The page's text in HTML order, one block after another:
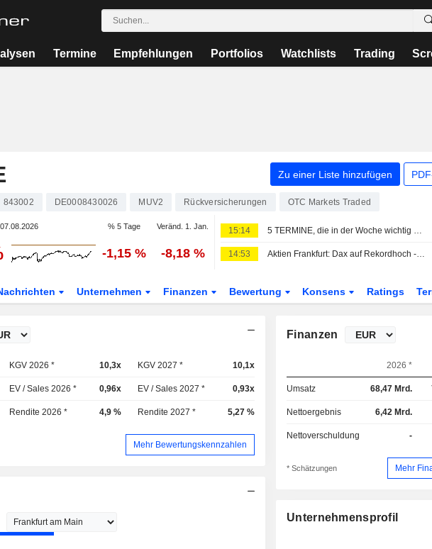
Termine Empfehlungen Portfolios Watchlists Trading
Zu einer Liste hinzufügen
843002 DE0008430026 MUV2 Rückversicherungen OTC Markets Traded
% 5 Tage Veränd. 1. Jan.
-1,15 % -8,18 %
15:14 5 TERMINE, die in der Woche wichtig werden
14:53 Aktien Frankfurt: Dax auf Rekordhoch - US-Jobdaten mindern Zinssorgen
Unternehmen Finanzen Bewertung Konsens Ratings
KGV 2026 * 10,3x KGV 2027 * 10,1x
EV / Sales 2026 * 0,96x EV / Sales 2027 * 0,93x
Rendite 2026 * 4,9 % Rendite 2027 * 5,27 %
Mehr Bewertungskennzahlen
Finanzen
2026 *
Umsatz 68,47 Mrd.
Nettoergebnis 6,42 Mrd.
Nettoverschuldung -
* Schätzungen Mehr
Unternehmensprofil